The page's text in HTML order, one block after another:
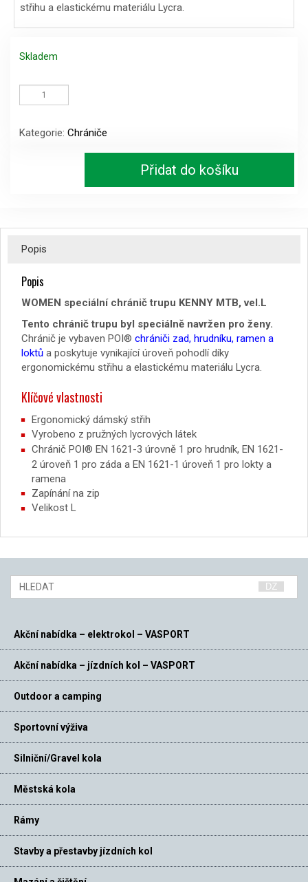
střihu a elastickému materiálu Lycra.
Skladem
speciální
chránič
KENNY
Kategorie: Chrániče
Přidat do košíku
Popis
Popis
WOMEN speciální chránič trupu KENNY MTB, vel.L
Tento chránič trupu byl speciálně navržen pro ženy.
Chránič je vybaven POI® chrániči zad, hrudníku, ramen a
loktů a poskytuje vynikající úroveň pohodlí díky
ergonomickému střihu a elastickému materiálu Lycra.
Klíčové vlastnosti
Ergonomický dámský střih
Vyrobeno z pružných lycrových látek
Chránič POI® EN 1621-3 úrovně 1 pro hrudník, EN 1621-
2 úroveň 1 pro záda a EN 1621-1 úroveň 1 pro lokty a
ramena
Zapínání na zip
Velikost L
Akční nabídka – elektrokol – VASPORT
Akční nabídka – jízdních kol – VASPORT
Outdoor a camping
Sportovní výživa
Silniční/Gravel kola
Městská kola
Rámy
Stavby a přestavby jízdních kol